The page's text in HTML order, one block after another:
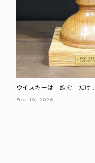
ウイスキーは「飲む」だけ
「投資」するという付き合
Feb. 19, 2026